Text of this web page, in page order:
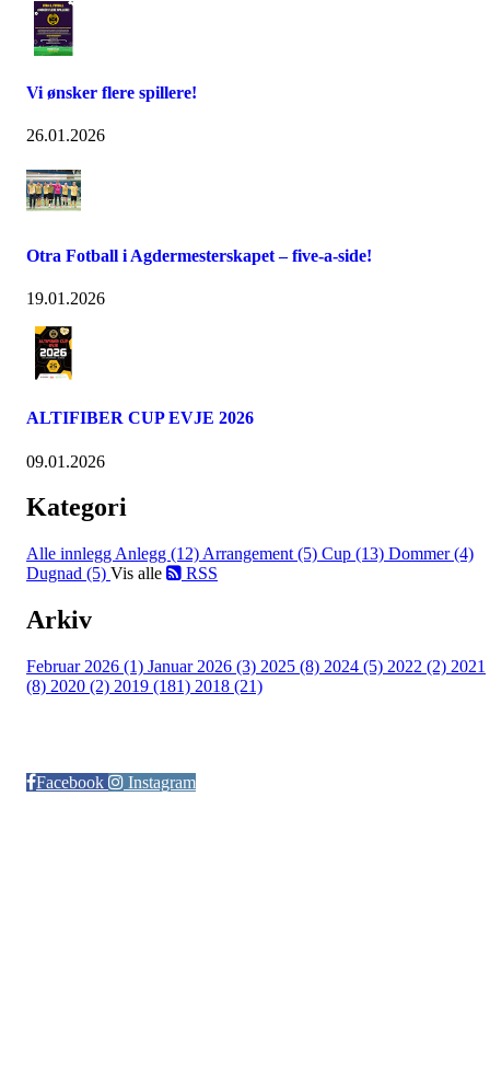
Vi ønsker flere spillere!
26.01.2026
Otra Fotball i Agdermesterskapet – five-a-side!
19.01.2026
ALTIFIBER CUP EVJE 2026
09.01.2026
Kategori
Alle innlegg Anlegg (12) Arrangement (5) Cup (13) Dommer (4)
Dugnad (5) Vis alle RSS
Arkiv
Februar 2026 (1) Januar 2026 (3) 2025 (8) 2024 (5) 2022 (2) 2021
(8) 2020 (2) 2019 (181) 2018 (21)
Facebook
Instagram